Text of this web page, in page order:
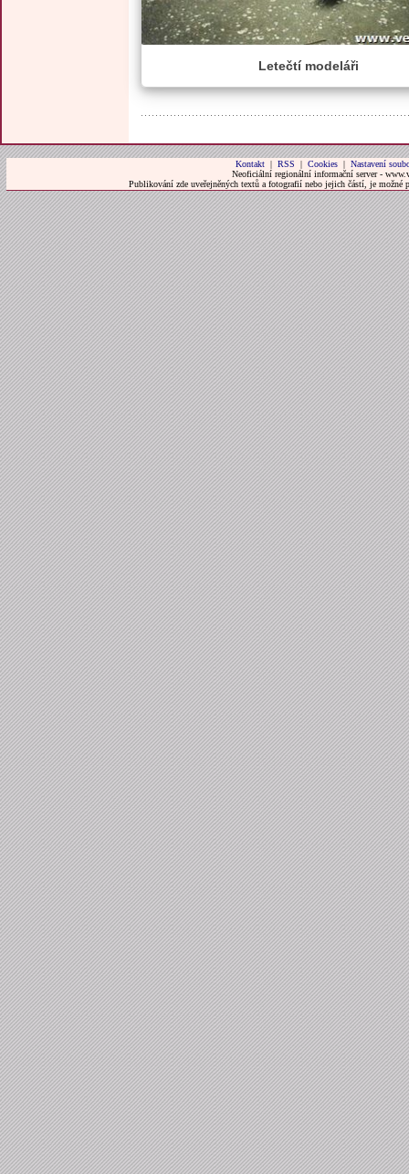
Letečtí modeláři
Kontakt| RSS | Cookies| Nastavení
Neoficiální regionální informační server -
Publikování zde uveřejněných textů a fotografií nebo jejich částí, je možné